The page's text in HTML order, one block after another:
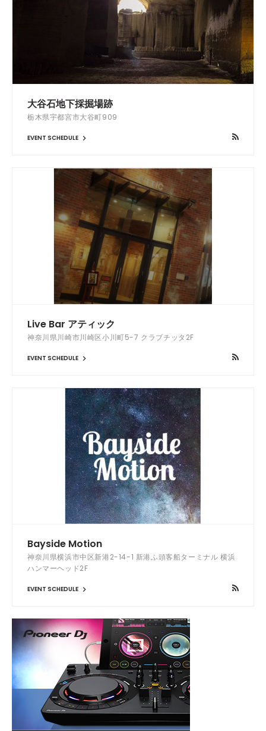
大谷石地下採掘場跡
栃木県宇都宮市大谷町909
EVENT SCHEDULE
Live Bar アティック
神奈川県川崎市川崎区小川町5-7 クラブチッタ2F
EVENT SCHEDULE
Bayside Motion
神奈川県横浜市中区新港2-14-1 新港ふ頭客船ターミナル 横浜
ハンマーヘッド2F
EVENT SCHEDULE